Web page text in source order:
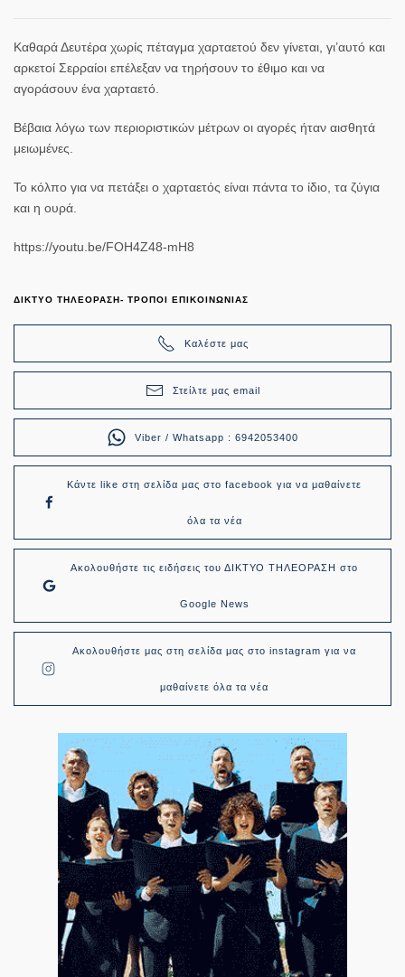
Καθαρά Δευτέρα χωρίς πέταγμα χαρταετού δεν γίνεται, γι’αυτό και
αρκετοί Σερραίοι επέλεξαν να τηρήσουν το έθιμο και να
αγοράσουν ένα χαρταετό.
Βέβαια λόγω των περιοριστικών μέτρων οι αγορές ήταν αισθητά
μειωμένες.
Το κόλπο για να πετάξει ο χαρταετός είναι πάντα το ίδιο, τα ζύγια
και η ουρά.
https://youtu.be/FOH4Z48-mH8
ΔΙΚΤΥΟ ΤΗΛΕΟΡΑΣΗ- ΤΡΟΠΟΙ ΕΠΙΚΟΙΝΩΝΙΑΣ
Καλέστε μας
Στείλτε μας email
Viber / Whatsapp : 6942053400
Κάντε like στη σελίδα μας στο facebook για να μαθαίνετε
όλα τα νέα
Ακολουθήστε τις ειδήσεις του ΔΙΚΤΥΟ ΤΗΛΕΟΡΑΣΗ στο
Google News
Ακολουθήστε μας στη σελίδα μας στο instagram για να
μαθαίνετε όλα τα νέα